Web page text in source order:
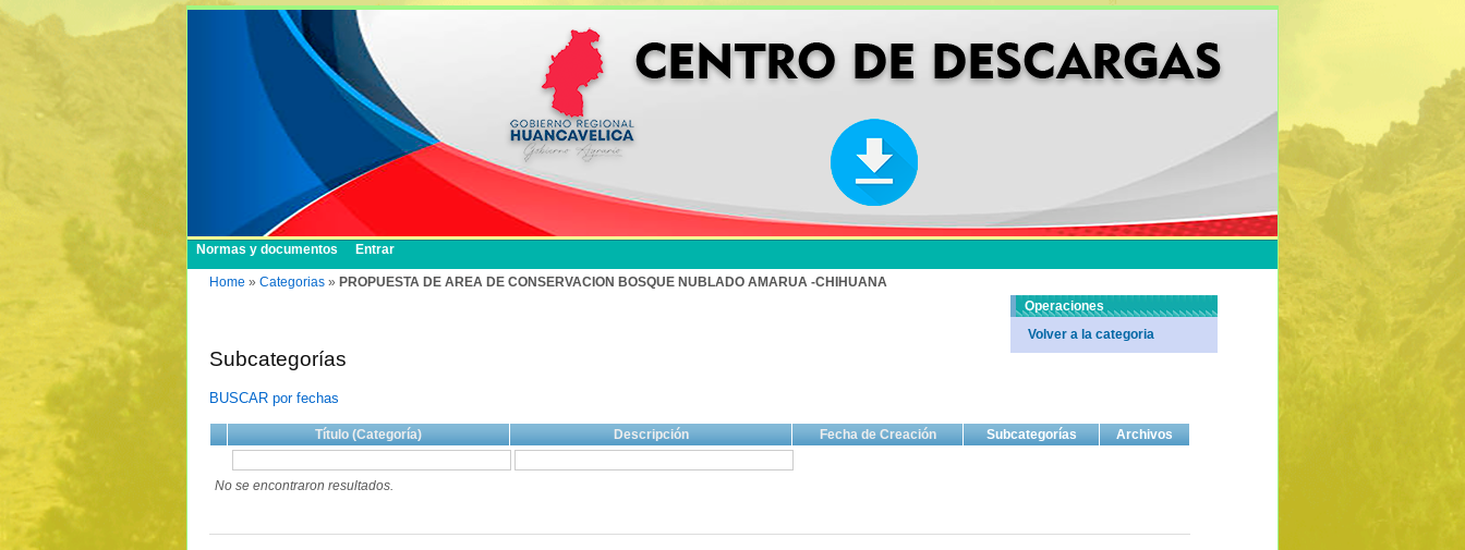
Normas y documentos Entrar
Home » Categorias » PROPUESTA DE AREA DE CONSERVACION BOSQUE NUBLADO AMARUA -CHIHUANA
Subcategorías
BUSCAR por fechas
Título (Categoría) Descripción Fecha de Creación Subcategorías Archivos
No se encontraron resultados.
Operaciones
Volver a la categoria